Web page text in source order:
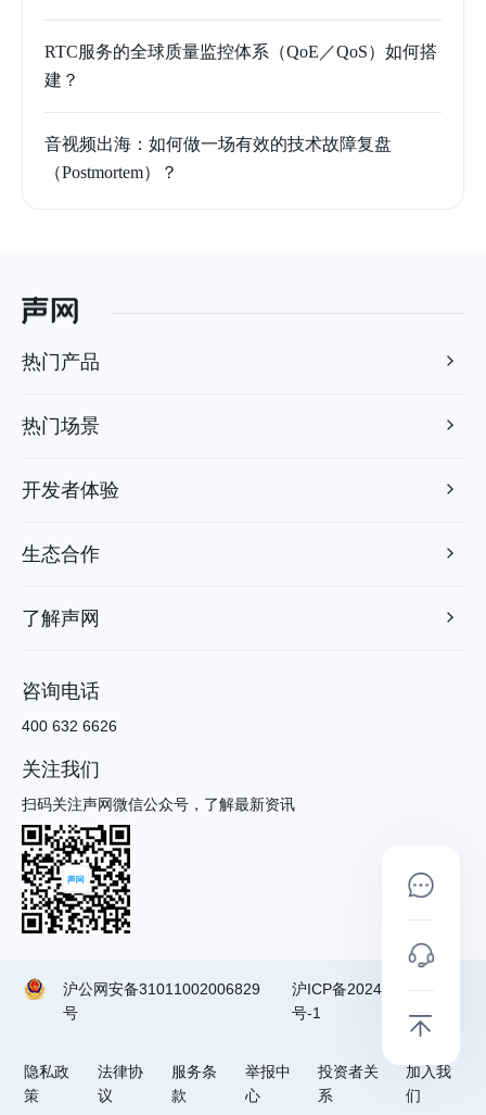
RTC服务的全球质量监控体系（QoE／QoS）如何搭
建？
音视频出海：如何做一场有效的技术故障复盘
（Postmortem）？
热门产品
热门场景
开发者体验
生态合作
了解声网
咨询电话
400 632 6626
关注我们
扫码关注声网微信公众号，了解最新资讯
沪公网安备31011002006829
号
沪ICP备2024090791
号-1
隐私政
策
法律协
议
服务条
款
举报中
心
投资者关
系
加入我
们